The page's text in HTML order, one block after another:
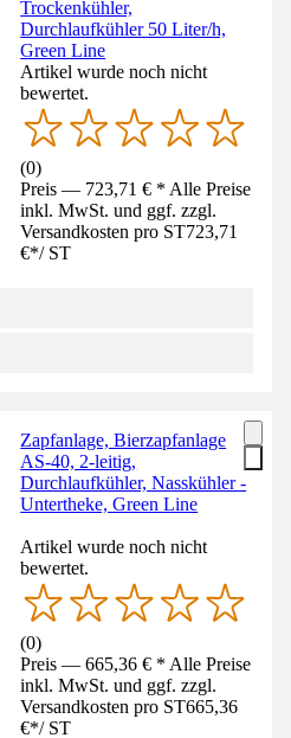
Trockenkühler,
Durchlaufkühler 50 Liter/h,
Green Line
Artikel wurde noch nicht
bewertet.
(0)
Preis — 723,71 € * Alle Preise
inkl. MwSt. und ggf. zzgl.
Versandkosten pro ST723,71
€*/ ST
Zapfanlage, Bierzapfanlage
AS-40, 2-leitig,
Durchlaufkühler, Nasskühler -
Untertheke, Green Line
Artikel wurde noch nicht
bewertet.
(0)
Preis — 665,36 € * Alle Preise
inkl. MwSt. und ggf. zzgl.
Versandkosten pro ST665,36
€*/ ST